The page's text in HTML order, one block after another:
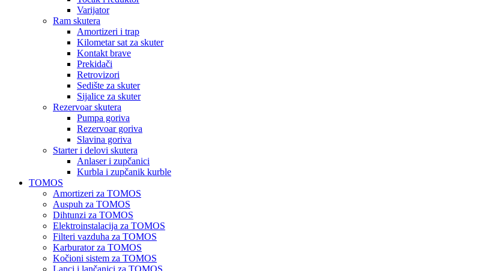
Varijator
Ram skutera
Amortizeri i trap
Kilometar sat za skuter
Kontakt brave
Prekidači
Retrovizori
Sedište za skuter
Sijalice za skuter
Rezervoar skutera
Pumpa goriva
Rezervoar goriva
Slavina goriva
Starter i delovi skutera
Anlaser i zupčanici
Kurbla i zupčanik kurble
TOMOS
Amortizeri za TOMOS
Auspuh za TOMOS
Dihtunzi za TOMOS
Elektroinstalacija za TOMOS
Filteri vazduha za TOMOS
Karburator za TOMOS
Kočioni sistem za TOMOS
Lanci i lančanici za TOMOS